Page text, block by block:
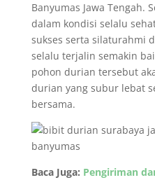
Banyumas Jawa Tengah.
dalam kondisi selalu
sukses serta silaturahmi
selalu terjalin semakin
pohon durian tersebut
durian yang subur lebat
bersama.
Baca Juga: Pengiriman